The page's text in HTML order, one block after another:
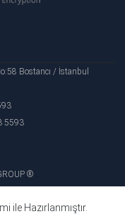
Bostancı / İstanbul
5593
®
ile Hazırlanmıştır.